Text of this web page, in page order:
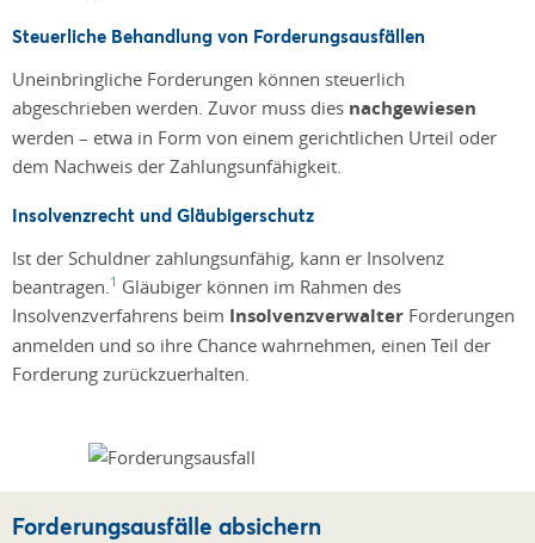
Steuerliche Behandlung von Forderungsausfällen
Uneinbringliche Forderungen können steuerlich
abgeschrieben werden. Zuvor muss dies nachgewiesen
werden – etwa in Form von einem gerichtlichen Urteil oder
dem Nachweis der Zahlungsunfähigkeit.
Insolvenzrecht und Gläubigerschutz
Ist der Schuldner zahlungsunfähig, kann er Insolvenz
beantragen.1 Gläubiger können im Rahmen des
Insolvenzverfahrens beim Insolvenzverwalter Forderungen
anmelden und so ihre Chance wahrnehmen, einen Teil der
Forderung zurückzuerhalten.
Forderungsausfälle absichern